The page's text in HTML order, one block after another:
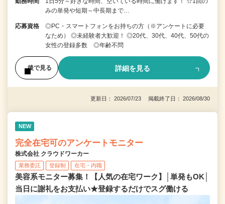
みの単発や短期～中長期まで…
応募資格
◎PC・スマートフォンをお持ちの方（※アンケートに必要
なため） ◎未経験者大歓迎！ ◎20代、30代、40代、50代の
女性の登録多数 ◎年齢不問
後で見る 詳細を見る
更新日： 2026/07/23 掲載終了日： 2026/08/30
NEW
完全在宅可のアンケートモニター
株式会社 クラウドワーカー
業務委託 登録制 在宅・内職
美容系モニター募集！【人気の在宅ワーク】│単発もOK│
当日に謝礼をお支払い★登録するだけでスグ働ける